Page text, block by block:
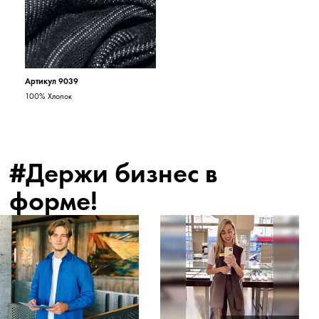
Артикул 9039
100% Хлопок
#Держи бизнес в
форме!